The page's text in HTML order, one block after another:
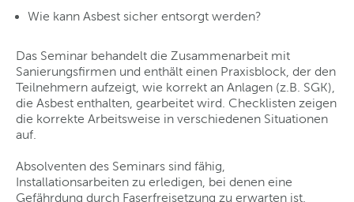
Wie kann Asbest sicher entsorgt werden?
Das Seminar behandelt die Zusammenarbeit mit
Sanierungsfirmen und enthält einen Praxisblock, der den
Teilnehmern aufzeigt, wie korrekt an Anlagen (z.B. SGK),
die Asbest enthalten, gearbeitet wird. Checklisten zeigen
die korrekte Arbeitsweise in verschiedenen Situationen
auf.
Absolventen des Seminars sind fähig,
Installationsarbeiten zu erledigen, bei denen eine
Gefährdung durch Faserfreisetzung zu erwarten ist.